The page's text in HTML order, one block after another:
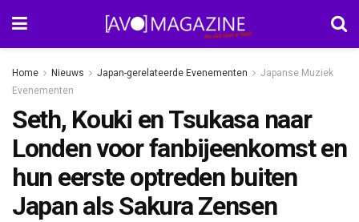
Home Nieuws Japan-gerelateerde Evenementen
Japanse Muziek
Evenementen
Seth, Kouki en Tsukasa naar
Londen voor fanbijeenkomst en
hun eerste optreden buiten
Japan als Sakura Zensen